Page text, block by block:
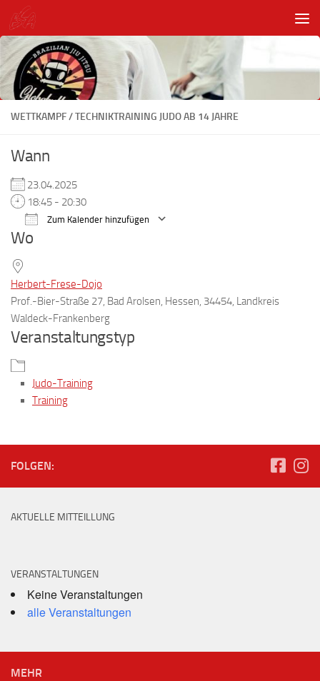
Unter dem Inhalt
WETTKAMPF / TECHNIKTRAINING JUDO AB 14 JAHRE
Wann
23.04.2025
18:45 - 20:30
Zum Kalender hinzufügen
Wo
Herbert-Frese-Dojo
Prof.-Bier-Straße 27, Bad Arolsen, Hessen, 34454, Landkreis
Waldeck-Frankenberg
Veranstaltungstyp
Judo-Training
Training
FOLGEN:
AKTUELLE MITTEILLUNG
VERANSTALTUNGEN
Keine Veranstaltungen
alle Veranstaltungen
MEHR